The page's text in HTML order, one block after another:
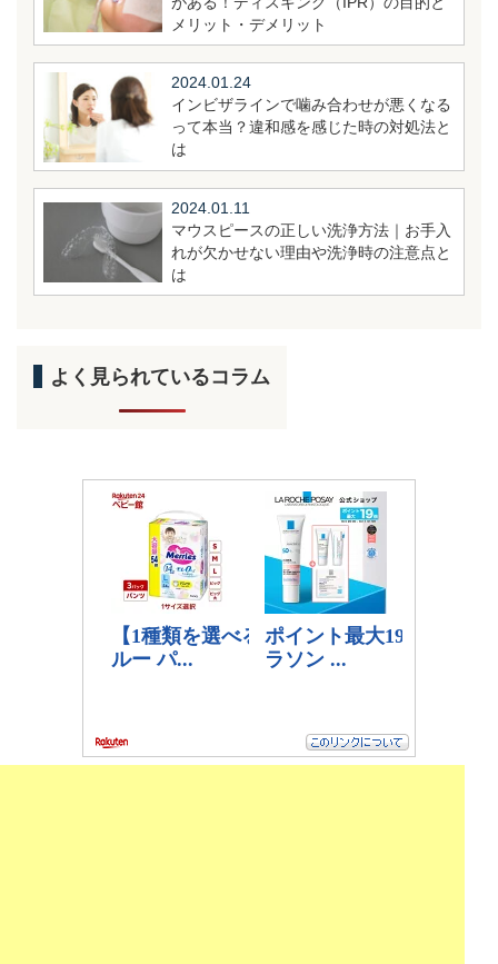
メリット・デメリット
2024.01.24
インビザラインで噛み合わせが悪くなる
って本当？違和感を感じた時の対処法と
は
2024.01.11
マウスピースの正しい洗浄方法｜お手入
れが欠かせない理由や洗浄時の注意点と
は
よく見られているコラム